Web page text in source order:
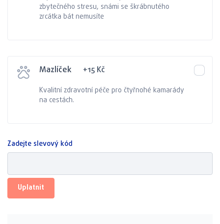
zbytečného stresu, snámi se škrábnutého
zrcátka bát nemusíte
Mazlíček +15 Kč
Kvalitní zdravotní péče pro čtyřnohé kamarády
na cestách.
Zadejte slevový kód
Uplatnit